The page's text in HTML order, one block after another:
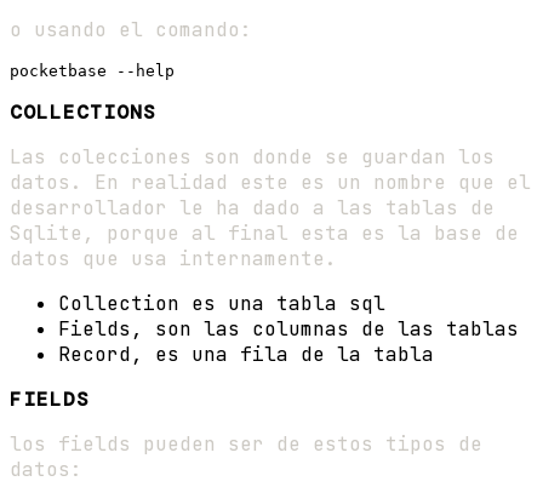
o usando el comando:
COLLECTIONS
Las colecciones son donde se guardan los
datos. En realidad este es un nombre que el
desarrollador le ha dado a las tablas de
Sqlite, porque al final esta es la base de
datos que usa internamente.
Collection es una tabla sql
Fields, son las columnas de las tablas
Record, es una fila de la tabla
FIELDS
los fields pueden ser de estos tipos de
datos: